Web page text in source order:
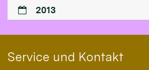
2013
Service und Kontakt